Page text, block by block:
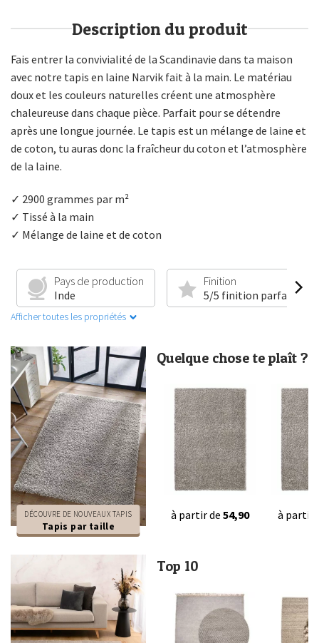
Description du produit
Fais entrer la convivialité de la Scandinavie dans ta maison
avec notre tapis en laine Narvik fait à la main. Le matériau
doux et les couleurs naturelles créent une atmosphère
chaleureuse dans chaque pièce. Parfait pour se détendre
après une longue journée. Le tapis est un mélange de laine et
de coton, tu auras donc la fraîcheur du coton et l’atmosphère
de la laine.
✓ 2900 grammes par m²
✓ Tissé à la main
✓ Mélange de laine et de coton
Pays de production
Inde
Finition
5/5 finition parfaite
Afficher toutes les propriétés
DÉCOUVRE DE NOUVEAUX TAPIS
Tapis par taille
Quelque chose te plaît ?
à partir de 54,90 à partir
Top 10